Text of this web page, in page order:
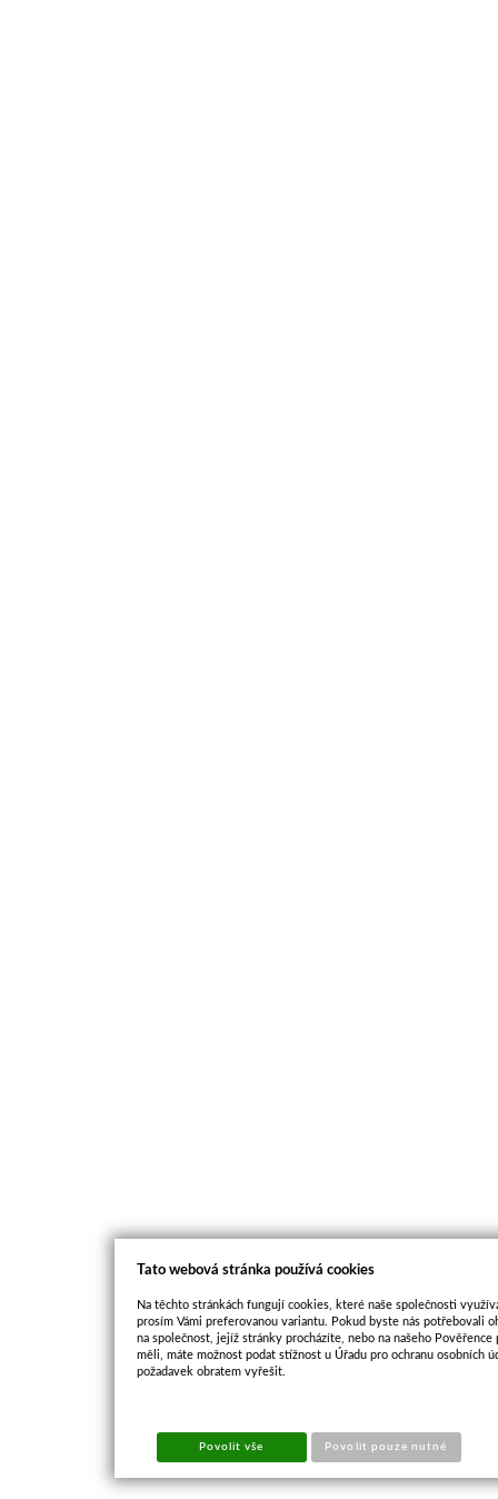
Tato webová stránka používá cookies
Na těchto stránkách fungují cookies, které naše společnosti
prosím Vámi preferovanou variantu. Pokud byste nás potřebovali
na společnost, jejíž stránky procházíte, nebo na našeho
měli, máte možnost podat stížnost u Úřadu pro ochranu osobních
požadavek obratem vyřešit.
Povolit vše Povolit pouze nutné